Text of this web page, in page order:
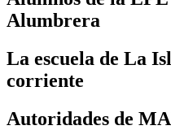
Alumbrera
La escuela de La
corriente
Autoridades de